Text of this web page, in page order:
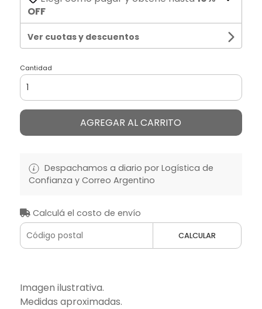
OFF
Ver cuotas y descuentos
Cantidad
AGREGAR AL CARRITO
Despachamos a diario por Logística de
Confianza y Correo Argentino
Calculá el costo de envío
CALCULAR
Imagen ilustrativa.
Medidas aproximadas.